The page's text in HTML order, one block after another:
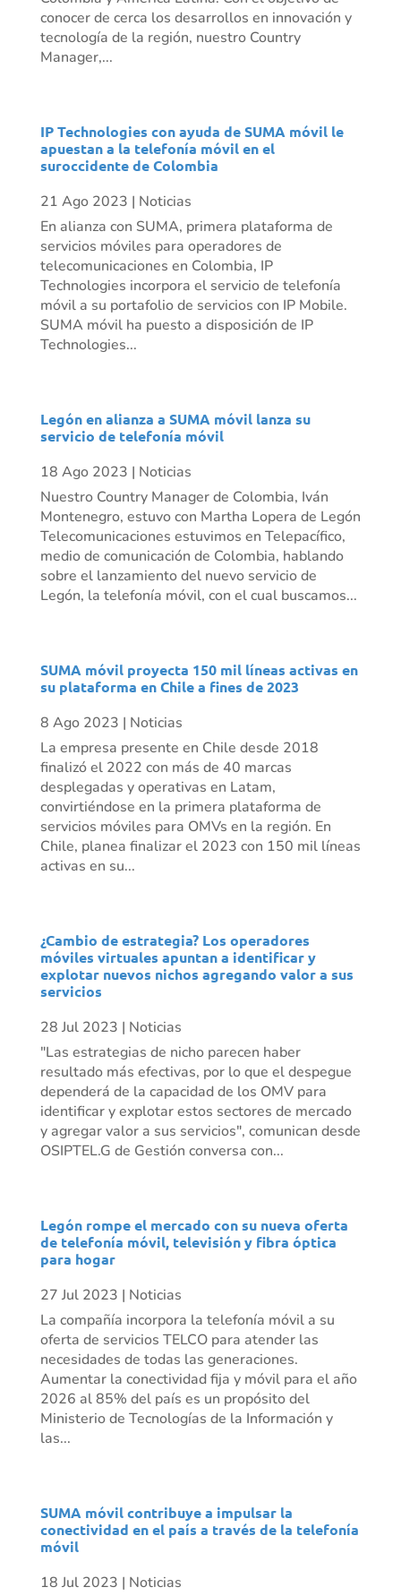
conocer de cerca los desarrollos en innovación y
tecnología de la región, nuestro Country
Manager,...
IP Technologies con ayuda de SUMA móvil le
apuestan a la telefonía móvil en el
suroccidente de Colombia
21 Ago 2023 | Noticias
En alianza con SUMA, primera plataforma de
servicios móviles para operadores de
telecomunicaciones en Colombia, IP
Technologies incorpora el servicio de telefonía
móvil a su portafolio de servicios con IP Mobile.
SUMA móvil ha puesto a disposición de IP
Technologies...
Legón en alianza a SUMA móvil lanza su
servicio de telefonía móvil
18 Ago 2023 | Noticias
Nuestro Country Manager de Colombia, Iván
Montenegro, estuvo con Martha Lopera de Legón
Telecomunicaciones estuvimos en Telepacífico,
medio de comunicación de Colombia, hablando
sobre el lanzamiento del nuevo servicio de
Legón, la telefonía móvil, con el cual buscamos...
SUMA móvil proyecta 150 mil líneas activas en
su plataforma en Chile a fines de 2023
8 Ago 2023 | Noticias
La empresa presente en Chile desde 2018
finalizó el 2022 con más de 40 marcas
desplegadas y operativas en Latam,
convirtiéndose en la primera plataforma de
servicios móviles para OMVs en la región. En
Chile, planea finalizar el 2023 con 150 mil líneas
activas en su...
¿Cambio de estrategia? Los operadores
móviles virtuales apuntan a identificar y
explotar nuevos nichos agregando valor a sus
servicios
28 Jul 2023 | Noticias
"Las estrategias de nicho parecen haber
resultado más efectivas, por lo que el despegue
dependerá de la capacidad de los OMV para
identificar y explotar estos sectores de mercado
y agregar valor a sus servicios", comunican desde
OSIPTEL.G de Gestión conversa con...
Legón rompe el mercado con su nueva oferta
de telefonía móvil, televisión y fibra óptica
para hogar
27 Jul 2023 | Noticias
La compañía incorpora la telefonía móvil a su
oferta de servicios TELCO para atender las
necesidades de todas las generaciones.
Aumentar la conectividad fija y móvil para el año
2026 al 85% del país es un propósito del
Ministerio de Tecnologías de la Información y
las...
SUMA móvil contribuye a impulsar la
conectividad en el país a través de la telefonía
móvil
18 Jul 2023 | Noticias